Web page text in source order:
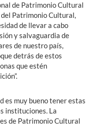
de Patrimonio Cultural
Patrimonio Cultural,
de llevar a cabo
y salvaguardia de
de nuestro país,
detrás de estos
que estén
es muy bueno tener estas
instituciones. La
de Patrimonio Cultural